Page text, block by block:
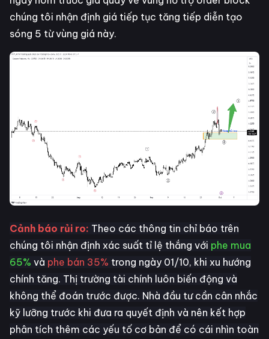
chúng tôi nhận định giá tiếp tục tăng tiếp diễn tạo
sóng 5 từ vùng giá này.
Cảnh báo rủi ro: Theo các thông tin chỉ báo trên
chúng tôi nhận định xác suất tỉ lệ thắng với phe mua
65% và phe bán 35% trong ngày 01/10, khi xu hướng
chính tăng. Thị trường tài chính luôn biến động và
không thể đoán trước được. Nhà đầu tư cần cân nhắc
kỹ lưỡng trước khi đưa ra quyết định và nên kết hợp
phân tích thêm các yếu tố cơ bản để có cái nhìn toàn